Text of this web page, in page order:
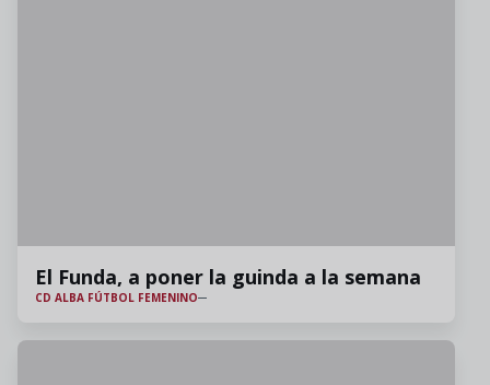
El Funda, a poner la guinda a la semana
CD ALBA FÚTBOL FEMENINO